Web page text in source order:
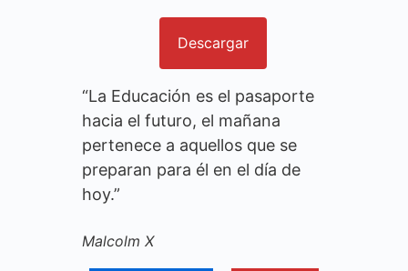
Descargar
“La Educación es el pasaporte
hacia el futuro, el mañana
pertenece a aquellos que se
preparan para él en el día de
hoy.”
Malcolm X